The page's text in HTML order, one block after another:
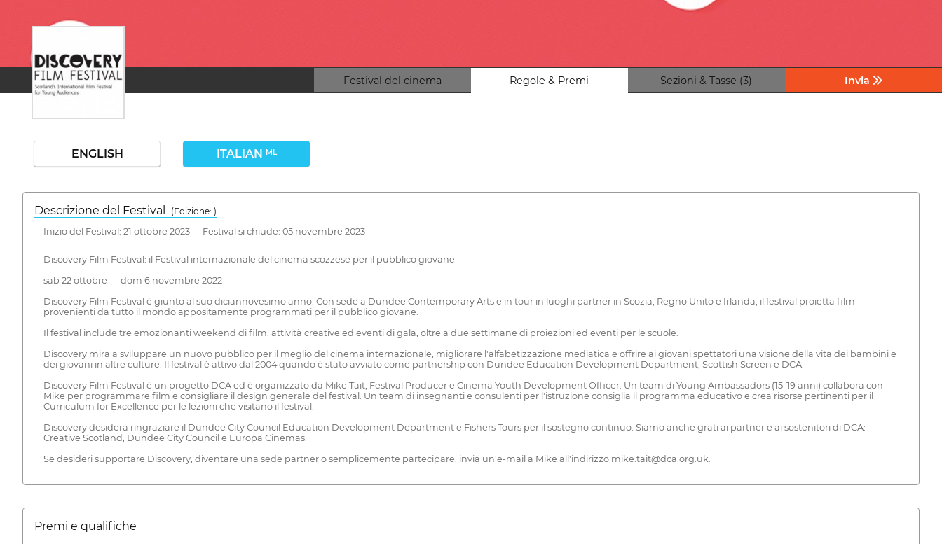
Festival del cinema Regole & Premi Sezioni & Tasse (3) Invia
ENGLISH ITALIAN ML
Descrizione del Festival
( Edizione: )
Inizio del Festival: 21 ottobre 2023 Festival si chiude: 05 novembre 2023
Discovery Film Festival: il Festival internazionale del cinema scozzese per il pubblico giovane
sab 22 ottobre — dom 6 novembre 2022
Discovery Film Festival è giunto al suo diciannovesimo anno. Con sede a Dundee Contemporary Arts e in tour in luoghi partner in Scozia, Regno Unito e Irlanda, il festival proietta film
provenienti da tutto il mondo appositamente programmati per il pubblico giovane.
Il festival include tre emozionanti weekend di film, attività creative ed eventi di gala, oltre a due settimane di proiezioni ed eventi per le scuole.
Discovery mira a sviluppare un nuovo pubblico per il meglio del cinema internazionale, migliorare l'alfabetizzazione mediatica e offrire ai giovani spettatori una visione della vita dei bambini e
dei giovani in altre culture. Il festival è attivo dal 2004 quando è stato avviato come partnership con Dundee Education Development Department, Scottish Screen e DCA.
Discovery Film Festival è un progetto DCA ed è organizzato da Mike Tait, Festival Producer e Cinema Youth Development Officer. Un team di Young Ambassadors (15-19 anni) collabora con
Mike per programmare film e consigliare il design generale del festival. Un team di insegnanti e consulenti per l'istruzione consiglia il programma educativo e crea risorse pertinenti per il
Curriculum for Excellence per le lezioni che visitano il festival.
Discovery desidera ringraziare il Dundee City Council Education Development Department e Fishers Tours per il sostegno continuo. Siamo anche grati ai partner e ai sostenitori di DCA:
Creative Scotland, Dundee City Council e Europa Cinemas.
Se desideri supportare Discovery, diventare una sede partner o semplicemente partecipare, invia un'e-mail a Mike all'indirizzo mike.tait@dca.org.uk.
Premi e qualifiche